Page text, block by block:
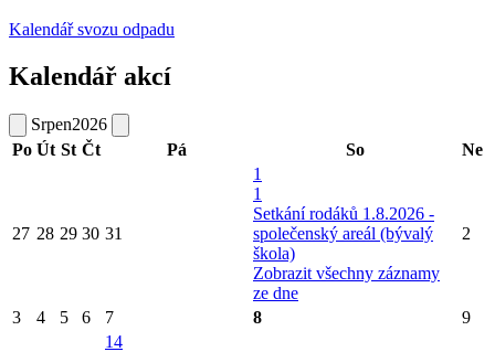
Kalendář svozu odpadu
Kalendář akcí
Srpen2026
Po Út St Čt Pá So Ne
27 28 29 30 31
1
1
Setkání rodáků 1.8.2026 -
společenský areál (bývalý
škola)
Zobrazit všechny záznamy
ze dne
2
3 4 5 6 7 8 9
14